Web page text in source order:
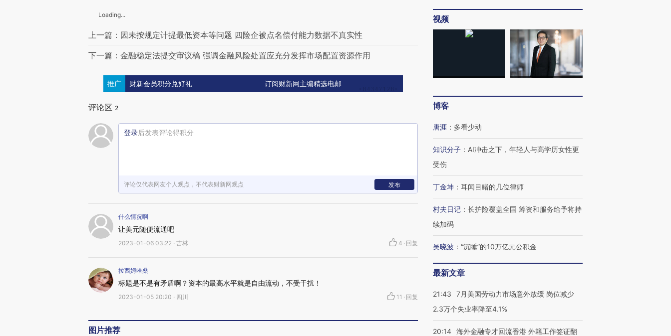
Loading...
上一篇：因未按规定计提最低资本等问题 四险企被点名偿付能力数据不真实性
下一篇：金融稳定法提交审议稿 强调金融风险处置应充分发挥市场配置资源作用
推广 财新会员积分兑好礼 订阅财新网主编精选电邮
评论区 2
登录后发表评论得积分
评论仅代表网友个人观点，不代表财新网观点 发布
什么情况啊
让美元随便流通吧
2023-01-06 03:22 · 吉林 4 · 回复
拉西姆哈桑
标题是不是有矛盾啊？资本的最高水平就是自由流动，不受干扰！
2023-01-05 20:20 · 四川 11 · 回复
图片推荐
视频
博客
唐涯 ： 多看少动
知识分子 ： AI冲击之下，年轻人与高学历女性更
受伤
丁金坤 ： 耳闻目睹的几位律师
村夫日记 ： 长护险覆盖全国 筹资和服务给予将持
续加码
吴晓波 ： “沉睡”的10万亿元公积金
最新文章
21:43
7月美国劳动力市场意外放缓 岗位减少
2.3万个失业率降至4.1%
20:14 海外金融专才回流香港 外籍工作签证翻